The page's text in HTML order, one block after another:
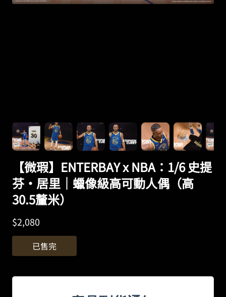
【微瑕】ENTERBAY x NBA：1/6 史提
芬·居里｜蠟像級高可動人偶（高
30.5釐米）
$2,080
已售完